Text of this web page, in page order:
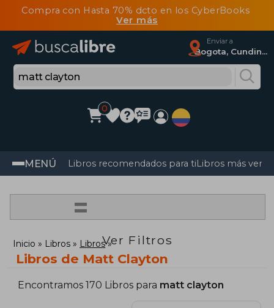
Compra con Hasta 70% dcto en los CyberBooks
Ver más
Enviar a
Bogota, Cundinamarca
0
MENÚ Libros recomendados para tiLibros más
=
Ver Filtros
Inicio Libros Libros
Libros de Matt Clayton
Encontramos 170 Libros para matt clayton